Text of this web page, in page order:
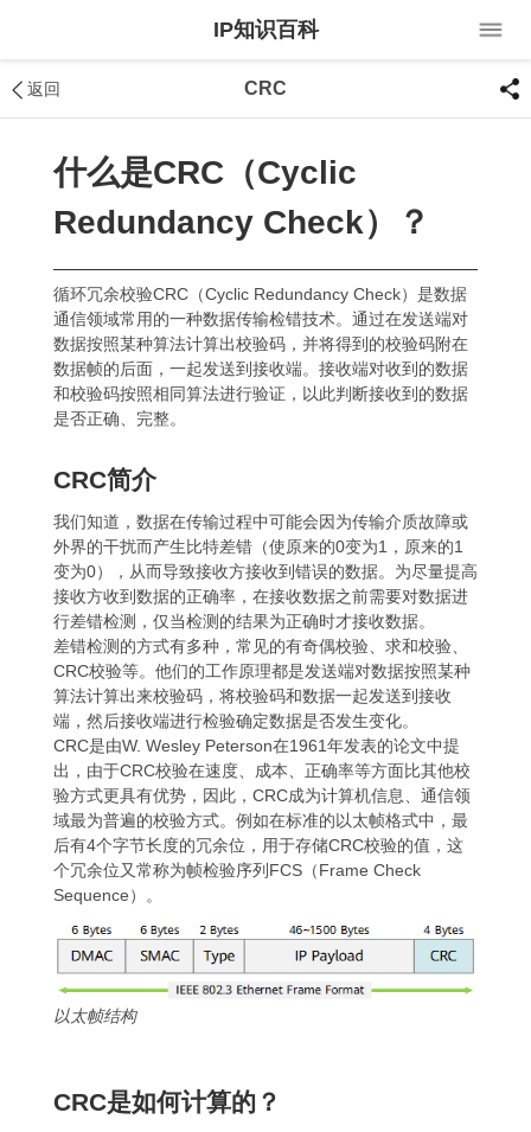
IP知识百科
返回 CRC
什么是CRC（Cyclic
Redundancy Check）？
循环冗余校验CRC（Cyclic Redundancy Check）是数据
通信领域常用的一种数据传输检错技术。通过在发送端对
数据按照某种算法计算出校验码，并将得到的校验码附在
数据帧的后面，一起发送到接收端。接收端对收到的数据
和校验码按照相同算法进行验证，以此判断接收到的数据
是否正确、完整。
CRC简介
我们知道，数据在传输过程中可能会因为传输介质故障或
外界的干扰而产生比特差错（使原来的0变为1，原来的1
变为0），从而导致接收方接收到错误的数据。为尽量提高
接收方收到数据的正确率，在接收数据之前需要对数据进
行差错检测，仅当检测的结果为正确时才接收数据。
差错检测的方式有多种，常见的有奇偶校验、求和校验、
CRC校验等。他们的工作原理都是发送端对数据按照某种
算法计算出来校验码，将校验码和数据一起发送到接收
端，然后接收端进行检验确定数据是否发生变化。
CRC是由W. Wesley Peterson在1961年发表的论文中提
出，由于CRC校验在速度、成本、正确率等方面比其他校
验方式更具有优势，因此，CRC成为计算机信息、通信领
域最为普遍的校验方式。例如在标准的以太帧格式中，最
后有4个字节长度的冗余位，用于存储CRC校验的值，这
个冗余位又常称为帧检验序列FCS（Frame Check
Sequence）。
以太帧结构
CRC是如何计算的？